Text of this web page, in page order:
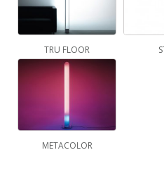
TRU FLOOR
METACOLOR